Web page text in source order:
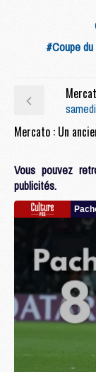
#Coupe
Vous pouvez
publicités.